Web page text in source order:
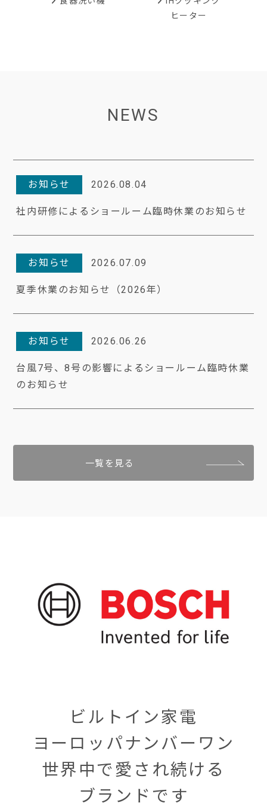
ヒーター
NEWS
お知らせ 2026.08.04
社内研修によるショールーム臨時休業のお知らせ
お知らせ 2026.07.09
夏季休業のお知らせ（2026年）
お知らせ 2026.06.26
台風7号、8号の影響によるショールーム臨時休業
のお知らせ
一覧を見る
ビルトイン家電
ヨーロッパナンバーワン
世界中で愛され続ける
ブランドです